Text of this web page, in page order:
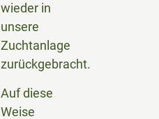
wieder in
unsere
Zuchtanlage
zurückgebracht.
Auf diese
Weise